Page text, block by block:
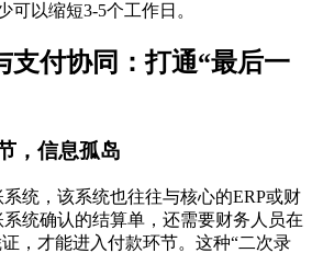
可以缩短3-5个工作日。
支付协同：打通“最后一
，信息孤岛
统，该系统也往往与核心的ERP或财
统确认的结算单，还需要财务人员在
，才能进入付款环节。这种“二次录